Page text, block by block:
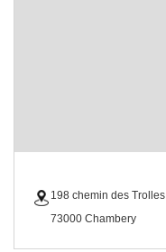
198 chemin des Trolles
73000 Chambery